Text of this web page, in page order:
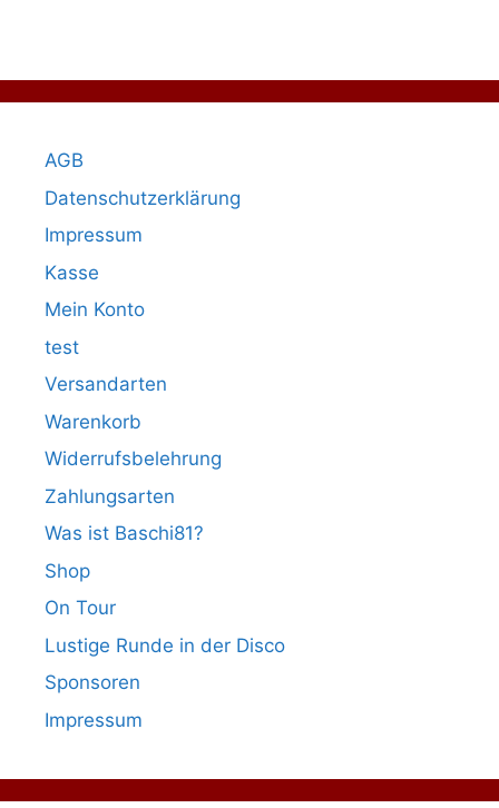
AGB
Datenschutzerklärung
Impressum
Kasse
Mein Konto
test
Versandarten
Warenkorb
Widerrufsbelehrung
Zahlungsarten
Was ist Baschi81?
Shop
On Tour
Lustige Runde in der Disco
Sponsoren
Impressum